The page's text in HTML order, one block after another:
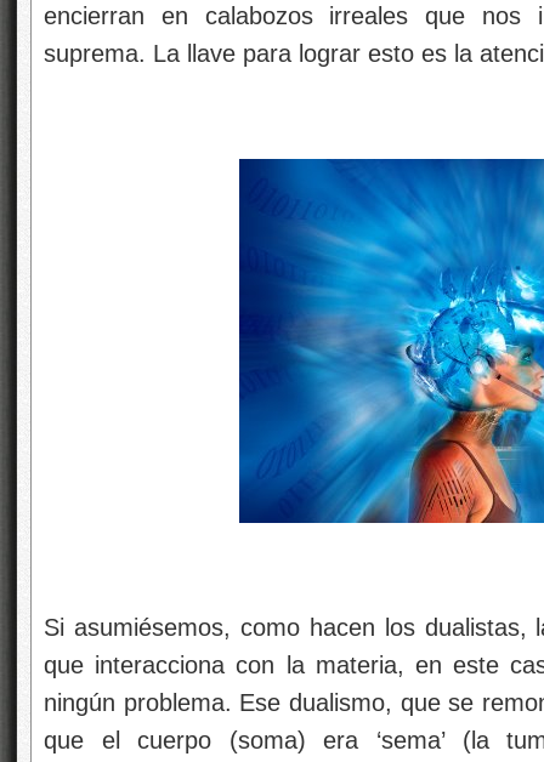
encierran en calabozos irreales que nos
suprema. La llave para lograr esto es la
Si asumiésemos, como hacen los dualistas,
que interacciona con la materia, en este
ningún problema. Ese dualismo, que se
que el cuerpo (soma) era ‘sema’ (la